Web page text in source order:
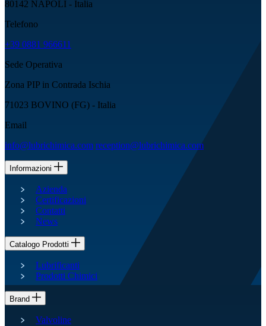
80142 NAPOLI - Italia
Telefono
+39 0881 966611
Sede Operativa
Zona PIP in Contrada Ischia
71023 BOVINO (FG) - Italia
Email
info@lubrichimica.com reception@lubrichimica.com
Informazioni
Azienda
Certificazioni
Contatti
News
Catalogo Prodotti
Lubrificanti
Prodotti Chimici
Brand
Valvoline